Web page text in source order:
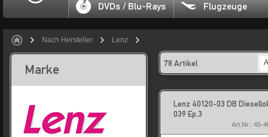
DVDs / Blu-Rays Flugzeuge
Nach Hersteller Lenz
Marke 78 Artikel
Lenz 40120-03 DB
039 Ep.3
Art.Nr.: 45-